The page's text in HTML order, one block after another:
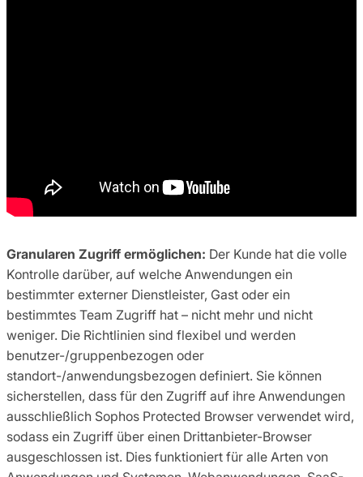
Granularen Zugriff ermöglichen: Der Kunde hat die volle
Kontrolle darüber, auf welche Anwendungen ein
bestimmter externer Dienstleister, Gast oder ein
bestimmtes Team Zugriff hat – nicht mehr und nicht
weniger. Die Richtlinien sind flexibel und werden
benutzer-/gruppenbezogen oder
standort-/anwendungsbezogen definiert. Sie können
sicherstellen, dass für den Zugriff auf ihre Anwendungen
ausschließlich Sophos Protected Browser verwendet wird,
sodass ein Zugriff über einen Drittanbieter-Browser
ausgeschlossen ist. Dies funktioniert für alle Arten von